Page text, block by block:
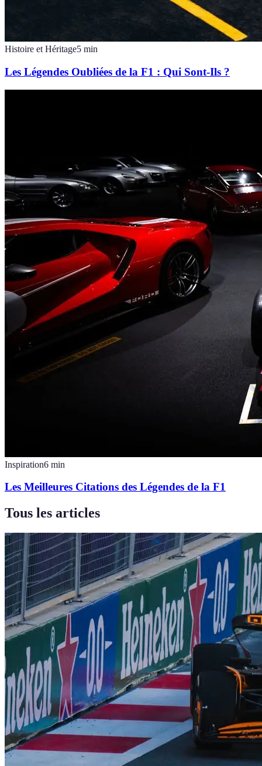
Histoire et Héritage5 min
Les Légendes Oubliées de la F1 : Qui Sont-Ils ?
Inspiration6 min
Les Meilleures Citations des Légendes de la F1
Tous les articles